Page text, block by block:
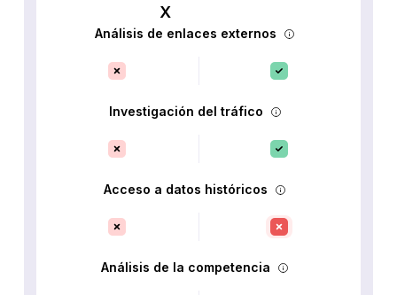
Análisis de enlaces externos
Investigación del tráfico
Acceso a datos históricos
Análisis de la competencia